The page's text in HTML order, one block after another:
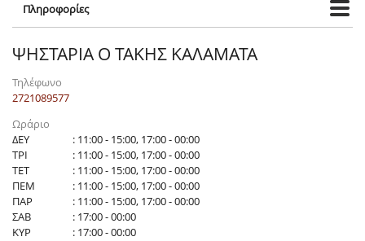
Πληροφορίες
ΨΗΣΤΑΡΙΑ Ο ΤΑΚΗΣ ΚΑΛΑΜΑΤΑ
Τηλέφωνο
2721089577
Ωράριο
ΔΕΥ
: 11:00 - 15:00, 17:00 - 00:00
ΤΡΙ
: 11:00 - 15:00, 17:00 - 00:00
ΤΕΤ
: 11:00 - 15:00, 17:00 - 00:00
ΠΕΜ
: 11:00 - 15:00, 17:00 - 00:00
ΠΑΡ
: 11:00 - 15:00, 17:00 - 00:00
ΣΑΒ
: 17:00 - 00:00
ΚΥΡ
: 17:00 - 00:00